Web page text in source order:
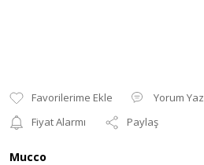
Yorum Yaz
Fiyat Alarmı
Paylaş
Mucco